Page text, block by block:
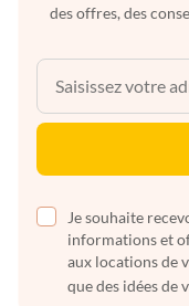
des offres, des
Je souhaite
informations et
aux locations de
que des idées de